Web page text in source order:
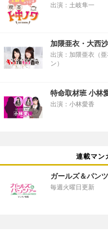
出演：土岐隼一
加隈亜衣・大西
出演：加隈亜衣（
ン）
特命取材班 小林
出演：小林愛香
連載マン
ガールズ＆パン
毎週火曜日更新